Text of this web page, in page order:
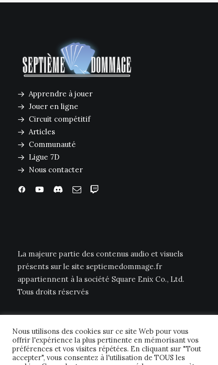
Apprendre à jouer
Jouer en ligne
Circuit compétitif
Articles
Communauté
Ligue 7D
Nous contacter
La majeure partie des contenus audio et visuels
présents sur le site septiemedommage.fr
appartiennent à la société Square Enix Co., Ltd.
Tous droits réservés
Nous utilisons des cookies sur ce site Web pour vous
offrir l'expérience la plus pertinente en mémorisant vos
préférences et vos visites répétées. En cliquant sur "Tout
accepter", vous consentez à l'utilisation de TOUS les